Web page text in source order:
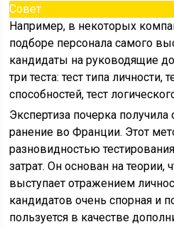
Совет
Например, в некоторых
подборе персонала самого
кандидаты на руководящие
три теста: тест типа личности,
способнос­тей, тест
Экспертиза почерка
ранение во Франции. Этот
разновидностью
затрат. Он основан на те­ории,
выступает отражением
кандидатов очень спорная и
пользуется в качестве